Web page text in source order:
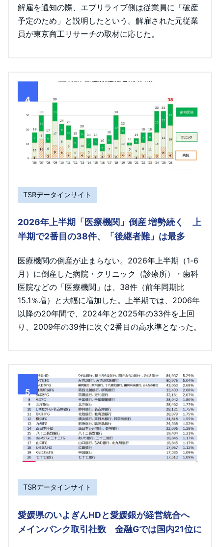
解雇を通知の際、エブリライブ側は従業員に「破産
予定のため」と説明したという。解雇された元従業
員が東京商工リサーチの取材に応じた。
4
TSRデータインサイト
2026年上半期「医療機関」倒産 増勢続く 上
半期で2番目の38件、「後継者難」は最多
医療機関の倒産が止まらない。2026年上半期（1-6
月）に倒産した病院・クリニック（診療所）・歯科
医院などの「医療機関」は、38件（前年同期比
15.1％増）と大幅に増加した。上半期では、2006年
以降の20年間で、2024年と2025年の33件を上回
り、2009年の39件に次ぐ2番目の高水準となった。
5
TSRデータインサイト
愛媛県のいよぎんHDと愛媛銀が経営統合へ
メインバンク取引社数 金融Gでは国内21位に